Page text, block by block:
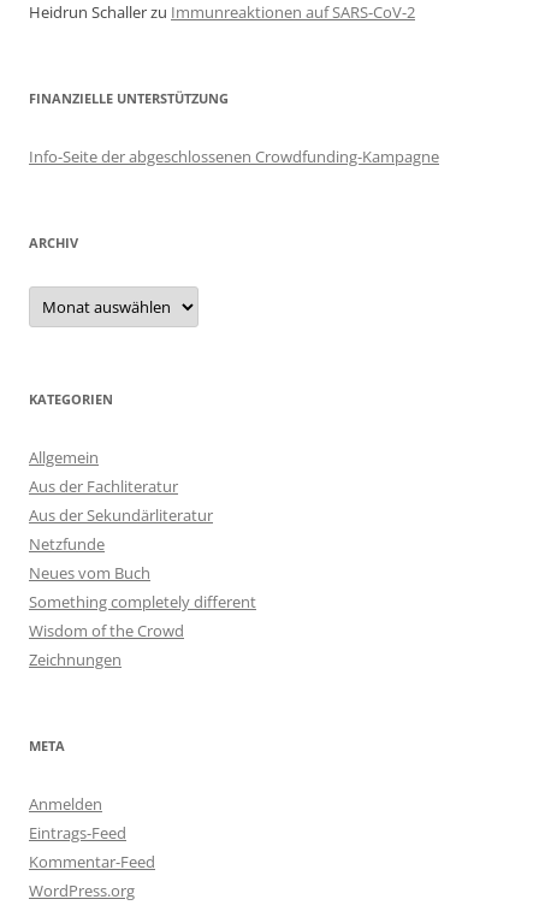
Heidrun Schallerzu Immunreaktionen auf SARS-CoV-2
FINANZIELLE UNTERSTÜTZUNG
Info-Seite der abgeschlossenen Crowdfunding-Kampagne
ARCHIV
Archiv
KATEGORIEN
Allgemein
Aus der Fachliteratur
Aus der Sekundärliteratur
Netzfunde
Neues vom Buch
Something completely different
Wisdom of the Crowd
Zeichnungen
META
Anmelden
Eintrags-Feed
Kommentar-Feed
WordPress.org